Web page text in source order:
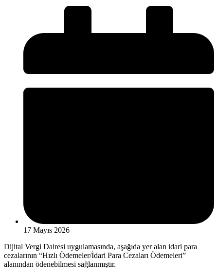
17 Mayıs 2026
Dijital Vergi Dairesi uygulamasında, aşağıda yer alan idari para
cezalarının “Hızlı Ödemeler/İdari Para Cezaları Ödemeleri”
alanından ödenebilmesi sağlanmıştır.